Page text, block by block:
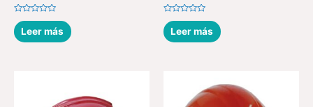
Valorado
en
0
de
Leer más
Valorado
en
0
de
Leer más